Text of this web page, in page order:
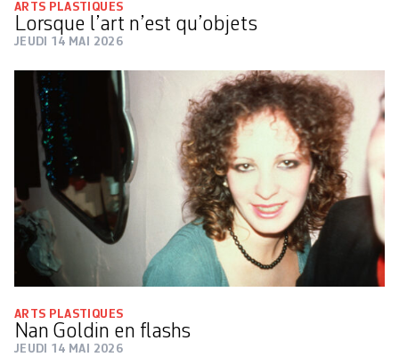
ARTS PLASTIQUES
Lorsque l’art n’est qu’objets
JEUDI 14 MAI 2026
ARTS PLASTIQUES
Nan Goldin en flashs
JEUDI 14 MAI 2026